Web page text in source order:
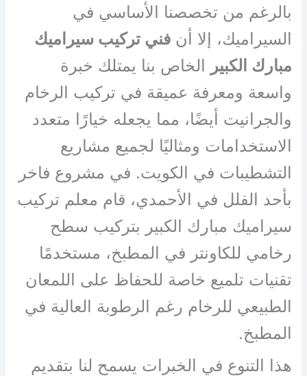
بالرغم من تخصصنا الأساسي في
السيراميك، إلا أنفني تركيب سيراميك
مبارك الكبير الخاص بنا يمتلك خبرة
واسعة ومعرفة عميقة في تركيب الرخام
والجرانيت أيضًا، مما يجعله خيارًا متعدد
الاستخدامات ومثاليًا لجميع مشاريع
التشطيبات في الكويت. في مشروع فاخر
بأحد الفلل في الأحمدي، قام معلم تركيب
سيراميك مبارك الكبير بتركيب سطح
رخامي للكاونتر في المطبخ، مستخدمًا
تقنيات تلميع خاصة للحفاظ على اللمعان
الطبيعي للرخام رغم الرطوبة العالية في
المطبخ.
هذا التنوع في الخبرات يسمح لنا بتقديم